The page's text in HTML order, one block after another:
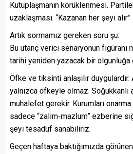
Kutuplaşmanın körüklenmesi.
uzaklaşması. “Kazanan her şeyi
Artık sormamız gereken soru şu:
Bu utanç verici senaryonun figüranı
tarihi yeniden yazacak bir
Öfke ve tiksinti anlaşılır duygulardır.
yalnızca öfkeyle olmaz. Soğukkanlı
muhalefet gerekir. Kurumları
sadece “zalim-mazlum” ezberine
şeyi tesadüf sanabiliriz.
Geçen haftaya baktığımızda